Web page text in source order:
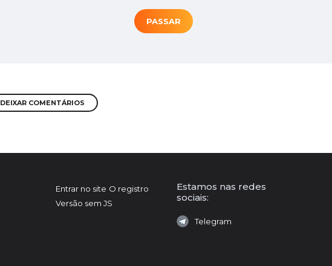
PASSAR
DEIXAR COMENTÁRIOS
Entrar no site O registro
Versão sem JS
Estamos nas redes
sociais:
Telegram